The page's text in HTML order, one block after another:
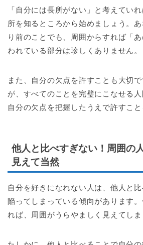
「自分には長所がない」と考えてい
所を知るところから始めましょう。
り前のことでも、周囲からすれば「
われている部分は珍しくありません。
また、自分の欠点を許すことも大切
が、すべてのことを完璧にこなせる人
自分の欠点を把握したうえで許すこと
他人と比べすぎない！周囲の
見えて当然
自分を好きになれない人は、他人と
陥ってしまっている傾向があります
れば、周囲がうらやましく見えてしま